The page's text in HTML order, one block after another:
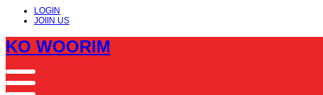
LOGIN
JOIIN US
KO WOORIM